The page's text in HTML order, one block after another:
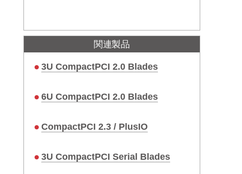
関連製品
3U CompactPCI 2.0 Blades
6U CompactPCI 2.0 Blades
CompactPCI 2.3 / PlusIO
3U CompactPCI Serial Blades